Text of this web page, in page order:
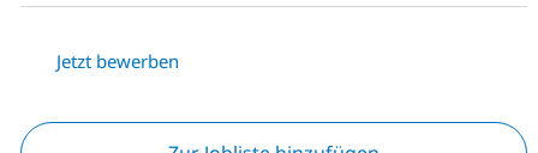
Jetzt bewerben